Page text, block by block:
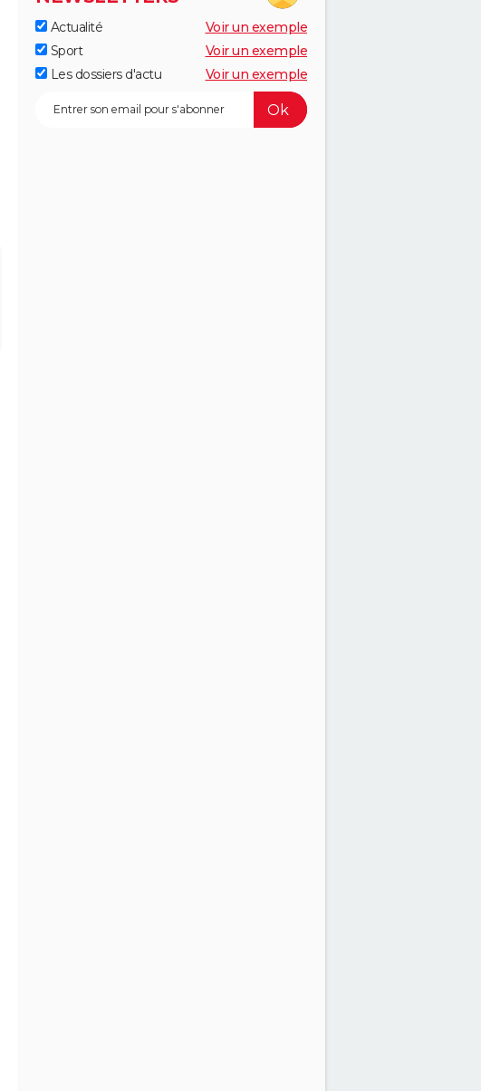
Actualité
Voir un exemple
Sport
Voir un exemple
Les dossiers d'actu
Voir un exemple